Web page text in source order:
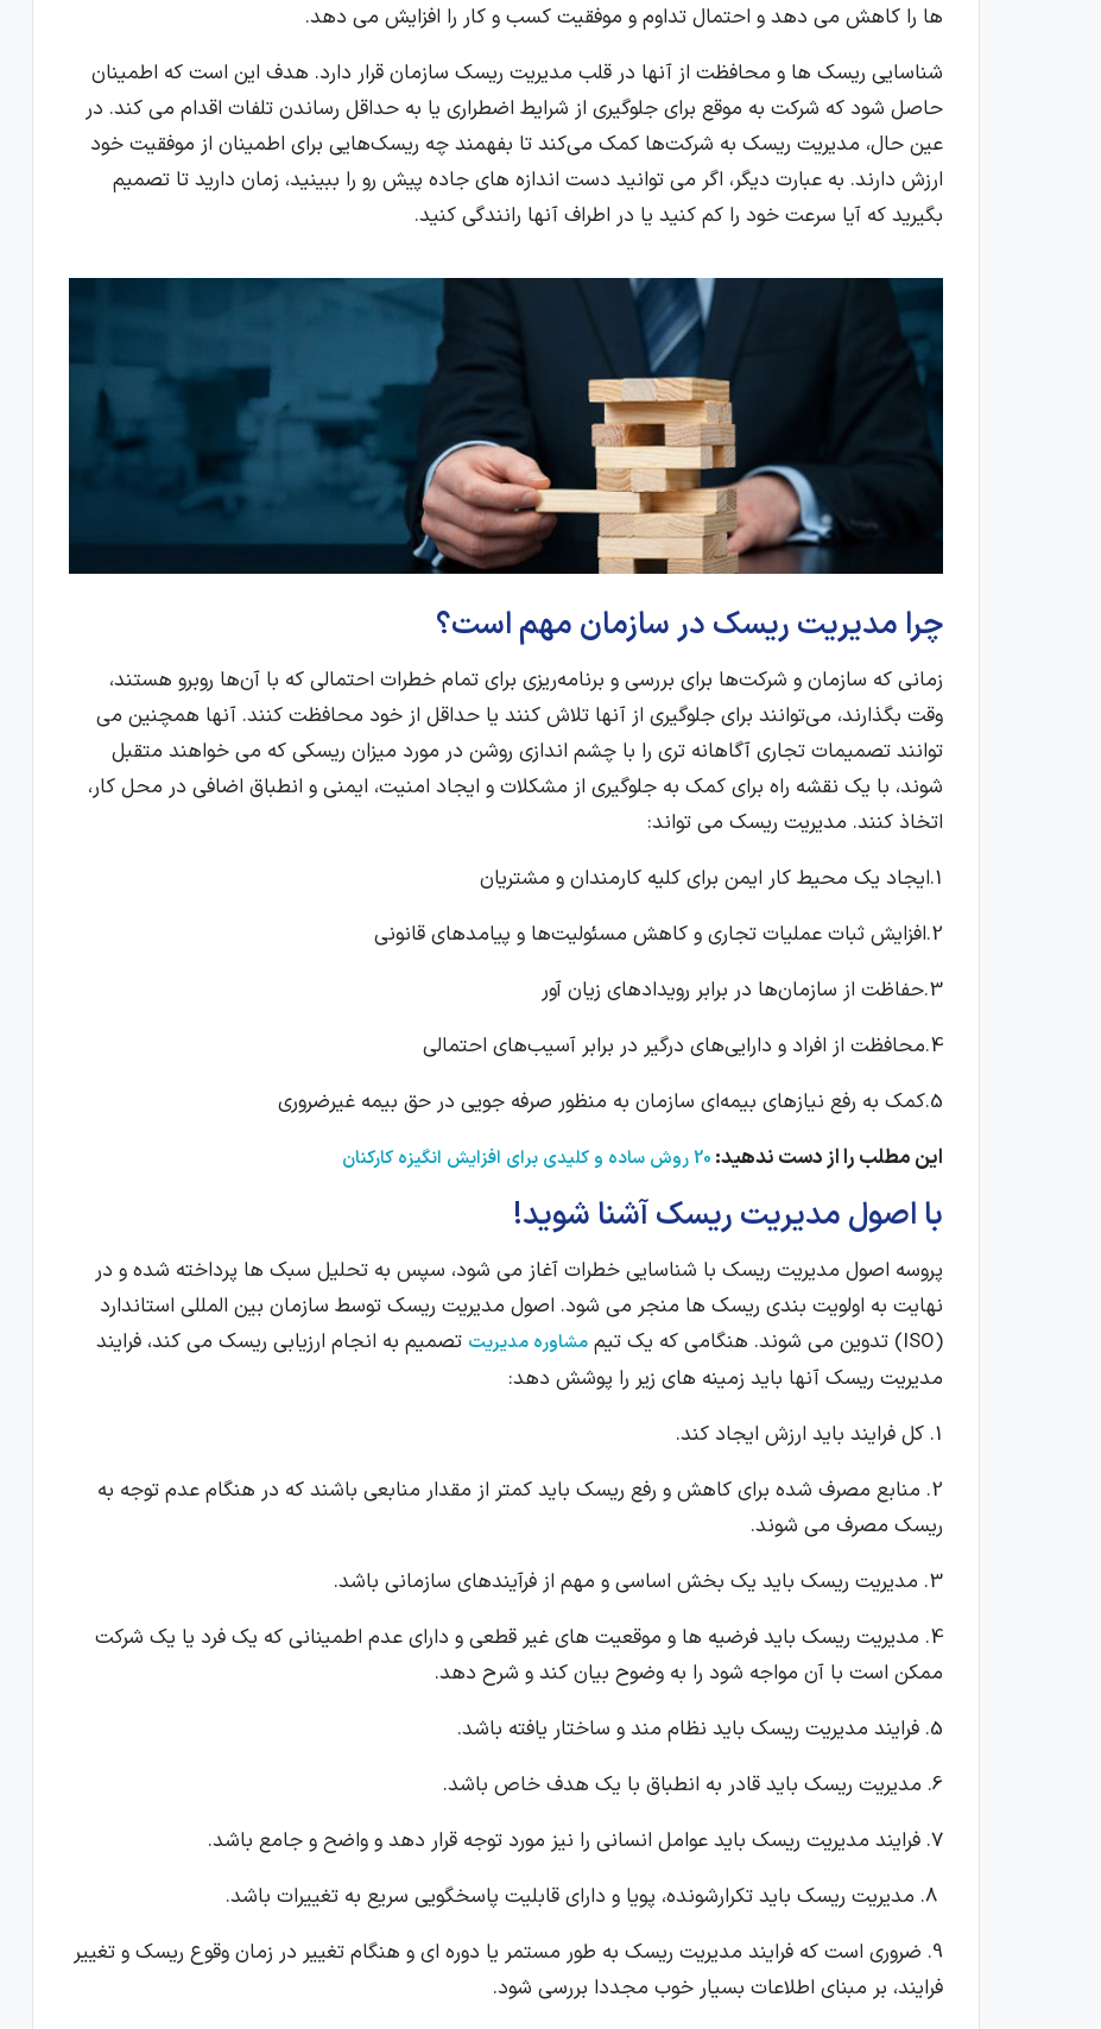
ها را کاهش می دهد و احتمال تداوم و موفقیت کسب و کار را افزایش می دهد.
شناسایی ریسک ها و محافظت از آنها در قلب مدیریت ریسک سازمان قرار دارد. هدف این است که اطمینان
حاصل شود که شرکت به موقع برای جلوگیری از شرایط اضطراری یا به حداقل رساندن تلفات اقدام می کند. در
عین حال، مدیریت ریسک به شرکت‌ها کمک می‌کند تا بفهمند چه ریسک‌هایی برای اطمینان از موفقیت خود
ارزش دارند. به عبارت دیگر، اگر می توانید دست اندازه های جاده پیش رو را ببینید، زمان دارید تا تصمیم
بگیرید که آیا سرعت خود را کم کنید یا در اطراف آنها رانندگی کنید.
چرا مدیریت ریسک در سازمان مهم است؟
زمانی که سازمان و شرکت‌ها برای بررسی و برنامه‌ریزی برای تمام خطرات احتمالی که با آن‌ها روبرو هستند،
وقت بگذارند، می‌توانند برای جلوگیری از آنها تلاش کنند یا حداقل از خود محافظت کنند. آنها همچنین می
توانند تصمیمات تجاری آگاهانه تری را با چشم اندازی روشن در مورد میزان ریسکی که می خواهند متقبل
شوند، با یک نقشه راه برای کمک به جلوگیری از مشکلات و ایجاد امنیت، ایمنی و انطباق اضافی در محل کار،
اتخاذ کنند. مدیریت ریسک می تواند:
1.ایجاد یک محیط کار ایمن برای کلیه کارمندان و مشتریان
2.افزایش ثبات عملیات تجاری و کاهش مسئولیت‌‌ها و پیامدهای قانونی
3.حفاظت از سازمان‌‌ها در برابر رویدادهای زیان‌ آور
4.محافظت از افراد و دارایی‌های درگیر در برابر آسیب‌های احتمالی
5.کمک به رفع نیازهای بیمه‌ای سازمان به منظور صرفه جویی در حق بیمه غیرضروری
این مطلب را از دست ندهید: 20 روش ساده و کلیدی برای افزایش انگیزه کارکنان
با اصول مدیریت ریسک آشنا شوید!
پروسه اصول مدیریت ریسک با شناسایی خطرات آغاز می شود، سپس به تحلیل سبک ها پرداخته شده و در
نهایت به اولویت بندی ریسک ها منجر می شود. اصول مدیریت ریسک توسط سازمان بین المللی استاندارد
(ISO) تدوین می شوند. هنگامی که یک تیم
مشاوره مدیریت تصمیم به انجام ارزیابی ریسک می کند، فرایند
مدیریت ریسک آنها باید زمینه های زیر را پوشش دهد:
1. کل فرایند باید ارزش ایجاد کند.
2. منابع مصرف شده برای کاهش و رفع ریسک باید کمتر از مقدار منابعی باشند که در هنگام عدم توجه به
ریسک مصرف می شوند.
3. مدیریت ریسک باید یک بخش اساسی و مهم از فرآیندهای سازمانی باشد.
4. مدیریت ریسک باید فرضیه ها و موقعیت های غیر قطعی و دارای عدم اطمینانی که یک فرد یا یک شرکت
ممکن است با آن مواجه شود را به وضوح بیان کند و شرح دهد.
5. فرایند مدیریت ریسک باید نظام مند و ساختار یافته باشد.
6. مدیریت ریسک باید قادر به انطباق با یک هدف خاص باشد.
7. فرایند مدیریت ریسک باید عوامل انسانی را نیز مورد توجه قرار دهد و واضح و جامع باشد.
9. ضروری است که فرایند مدیریت ریسک به طور مستمر یا دوره ای و هنگام تغییر در زمان وقوع ریسک و تغییر
فرایند، بر مبنای اطلاعات بسیار خوب مجددا بررسی شود.